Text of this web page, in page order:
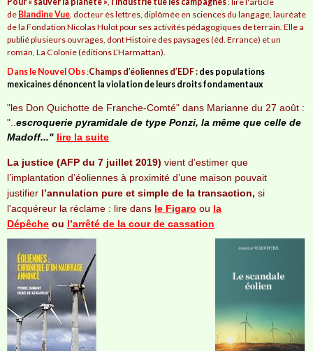
de Blandine Vue, docteur ès lettres, diplômée en sciences du langage, lauréate
de la Fondation Nicolas Hulot pour ses activités pédagogiques de terrain. Elle a
publié plusieurs ouvrages, dont Histoire des paysages (éd. Errance) et un
roman, La Colonie (éditions L’Harmattan).
Dans le Nouvel Obs:Champs d’éoliennes d’EDF : des populations
mexicaines dénoncent la violation de leurs droits fondamentaux
"les Don Quichotte de Franche-Comté" dans Marianne du 27 août :
".. escroquerie pyramidale de type Ponzi, la même que celle de
Madoff..." lire la suite
La justice (AFP du 7 juillet 2019) vient d’estimer que
l’implantation d’éoliennes à proximité d’une maison pouvait
justifier l’annulation pure et simple de la transaction, si
l'acquéreur la réclame : lire dans le Figaro ou la
Dépêche ou l’arrêté de la cour de cassation